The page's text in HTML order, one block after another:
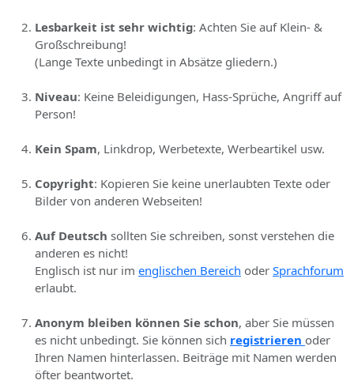
Lesbarkeit ist sehr wichtig: Achten Sie auf Klein- &
Großschreibung!
(Lange Texte unbedingt in Absätze gliedern.)
Niveau: Keine Beleidigungen, Hass-Sprüche, Angriff auf
Person!
Kein Spam, Linkdrop, Werbetexte, Werbeartikel usw.
Copyright: Kopieren Sie keine unerlaubten Texte oder
Bilder von anderen Webseiten!
Auf Deutsch sollten Sie schreiben, sonst verstehen die
anderen es nicht!
Englisch ist nur im englischen Bereich oder Sprachforum
erlaubt.
Anonym bleiben können Sie schon, aber Sie müssen
es nicht unbedingt. Sie können sich registrieren oder
Ihren Namen hinterlassen. Beiträge mit Namen werden
öfter beantwortet.